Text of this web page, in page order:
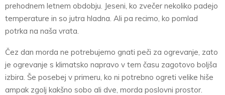
prehodnem letnem obdobju. Jeseni, ko zvečer nekoliko padejo
temperature in so jutra hladna. Ali pa recimo, ko pomlad
potrka na naša vrata.
Čez dan morda ne potrebujemo gnati peči za ogrevanje, zato
je ogrevanje s klimatsko napravo v tem času zagotovo boljša
izbira. Še posebej v primeru, ko ni potrebno ogreti velike hiše
ampak zgolj kakšno sobo ali dve, morda poslovni prostor.